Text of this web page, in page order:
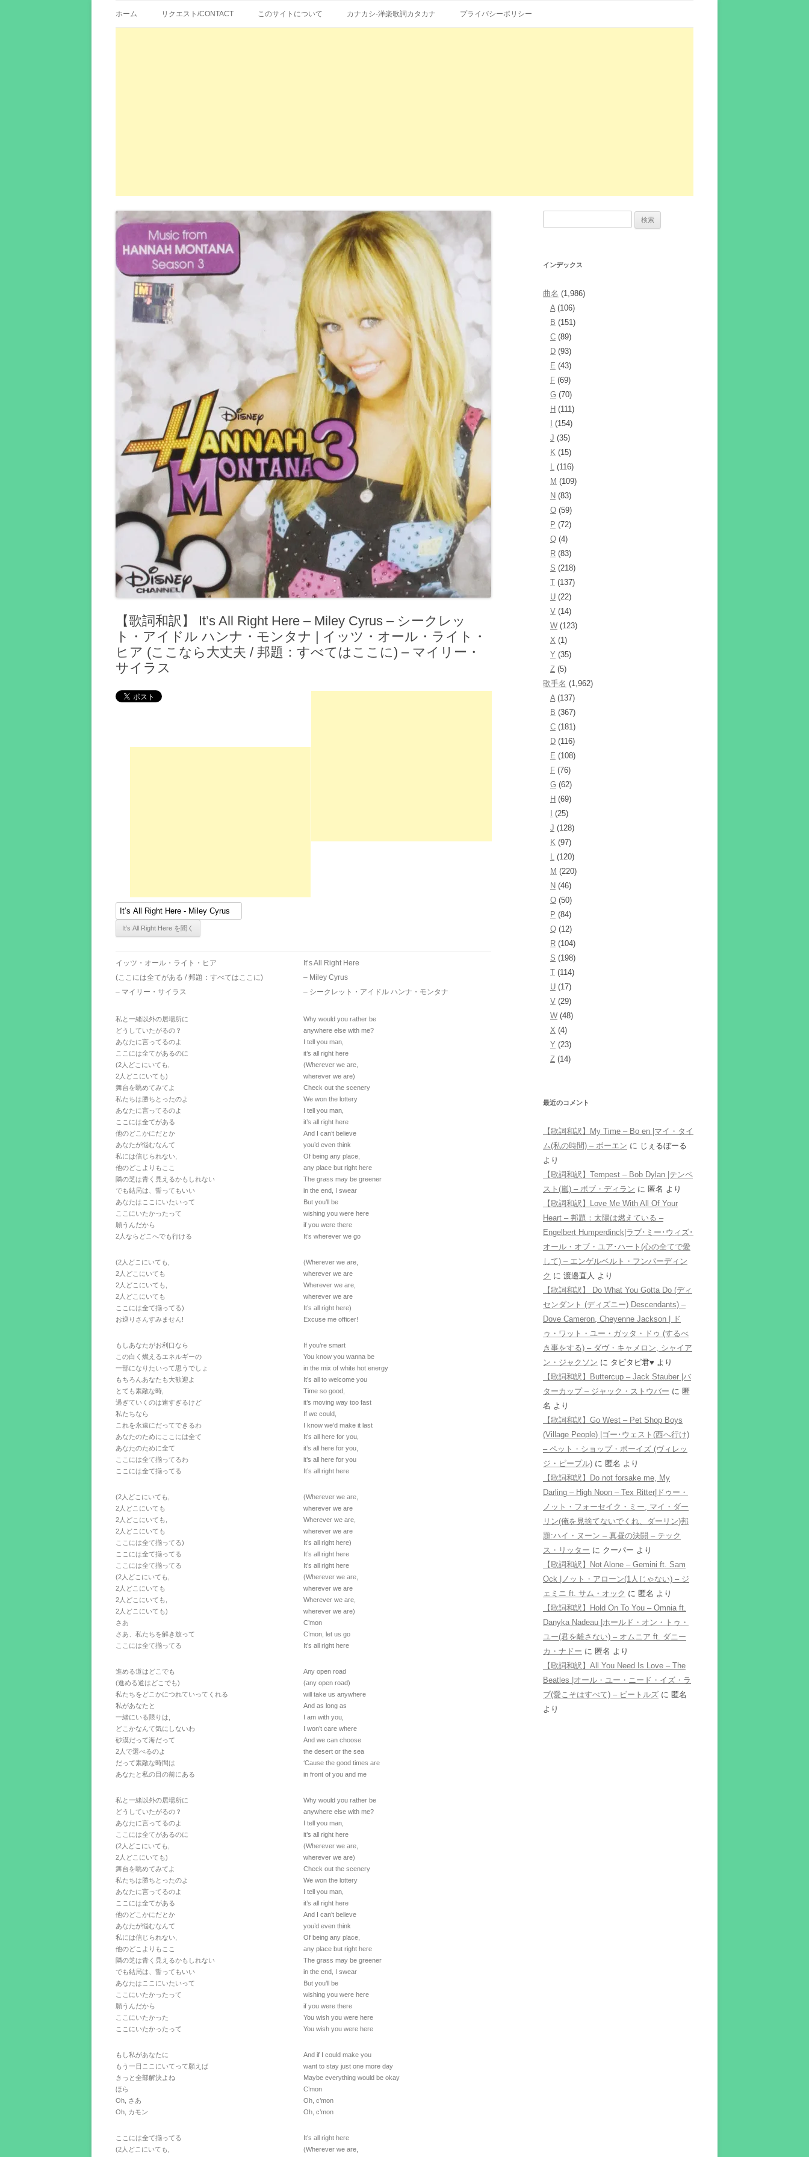
エイカシ | 洋楽歌詞の和訳、英語の意味、読み方
ン
ン
ホーム リクエスト/CONTACT このサイトについて カナカシ-洋楽歌詞カタカナ プライバシーポリシー
【歌詞和訳】 It’s All Right Here – Miley Cyrus – シークレッ
ト・アイドル ハンナ・モンタナ | イッツ・オール・ライト・
ヒア (ここなら大丈夫 / 邦題：すべてはここに) – マイリー・
サイラス
イッツ・オール・ライト・ヒア
(ここには全てがある / 邦題：すべてはここに)
– マイリー・サイラス
私と一緒以外の居場所に
どうしていたがるの？
あなたに言ってるのよ
ここには全てがあるのに
(2人どこにいても,
2人どこにいても)
舞台を眺めてみてよ
私たちは勝ちとったのよ
あなたに言ってるのよ
ここには全てがある
他のどこかにだとか
あなたが悩むなんて
私には信じられない,
他のどこよりもここ
隣の芝は青く見えるかもしれない
でも結局は、誓ってもいい
あなたはここにいたいって
ここにいたかったって
願うんだから
2人ならどこへでも行ける
(2人どこにいても,
2人どこにいても
2人どこにいても,
2人どこにいても
ここには全て揃ってる)
お巡りさんすみません!
もしあなたがお利口なら
この白く燃えるエネルギーの
一部になりたいって思うでしょ
もちろんあなたも大歓迎よ
とても素敵な時,
過ぎていくのは速すぎるけど
私たちなら
これを永遠にだってできるわ
あなたのためにここには全て
あなたのために全て
ここには全て揃ってるわ
ここには全て揃ってる
(2人どこにいても,
2人どこにいても
2人どこにいても,
2人どこにいても
ここには全て揃ってる)
ここには全て揃ってる
ここには全て揃ってる
(2人どこにいても,
2人どこにいても
2人どこにいても,
2人どこにいても)
さあ
さあ、私たちを解き放って
ここには全て揃ってる
進める道はどこでも
(進める道はどこでも)
私たちをどこかにつれていってくれる
私があなたと
一緒にいる限りは,
どこかなんて気にしないわ
砂漠だって海だって
2人で選べるのよ
だって素敵な時間は
あなたと私の目の前にある
私と一緒以外の居場所に
どうしていたがるの？
あなたに言ってるのよ
ここには全てがあるのに
(2人どこにいても,
2人どこにいても)
舞台を眺めてみてよ
私たちは勝ちとったのよ
あなたに言ってるのよ
ここには全てがある
他のどこかにだとか
あなたが悩むなんて
私には信じられない,
他のどこよりもここ
隣の芝は青く見えるかもしれない
でも結局は、誓ってもいい
あなたはここにいたいって
ここにいたかったって
願うんだから
ここにいたかった
ここにいたかったって
もし私があなたに
もう一日ここにいてって願えば
きっと全部解決よね
ほら
Oh, さあ
Oh, カモン
ここには全て揃ってる
(2人どこにいても,
It’s All Right Here
– Miley Cyrus
– シークレット・アイドル ハンナ・モンタナ
Why would you rather be
anywhere else with me?
I tell you man,
it’s all right here
(Wherever we are,
wherever we are)
Check out the scenery
We won the lottery
I tell you man,
it’s all right here
And I can’t believe
you’d even think
Of being any place,
any place but right here
The grass may be greener
in the end, I swear
But you’ll be
wishing you were here
if you were there
It’s wherever we go
(Wherever we are,
wherever we are
Wherever we are,
wherever we are
It’s all right here)
Excuse me officer!
If you’re smart
You know you wanna be
in the mix of white hot energy
It’s all to welcome you
Time so good,
it’s moving way too fast
If we could,
I know we’d make it last
It’s all here for you,
it’s all here for you,
it’s all here for you
It’s all right here
(Wherever we are,
wherever we are
Wherever we are,
wherever we are
It’s all right here)
It’s all right here
It’s all right here
(Wherever we are,
wherever we are
Wherever we are,
wherever we are)
C’mon
C’mon, let us go
It’s all right here
Any open road
(any open road)
will take us anywhere
And as long as
I am with you,
I won’t care where
And we can choose
the desert or the sea
‘Cause the good times are
in front of you and me
Why would you rather be
anywhere else with me?
I tell you man,
it’s all right here
(Wherever we are,
wherever we are)
Check out the scenery
We won the lottery
I tell you man,
it’s all right here
And I can’t believe
you’d even think
Of being any place,
any place but right here
The grass may be greener
in the end, I swear
But you’ll be
wishing you were here
if you were there
You wish you were here
You wish you were here
And if I could make you
want to stay just one more day
Maybe everything would be okay
C’mon
Oh, c’mon
Oh, c’mon
It’s all right here
(Wherever we are,
インデックス
曲名 (1,986)
A(106)
B (151)
C (89)
D (93)
E (43)
F (69)
G (70)
H (111)
(154)
J (35)
K (15)
L (116)
M (109)
N (83)
O (59)
P (72)
Q (4)
R (83)
S (218)
T (137)
U (22)
V (14)
W (123)
X (1)
Y (35)
Z (5)
歌手名 (1,962)
A(137)
B (367)
C (181)
D (116)
E (108)
F (76)
G (62)
H (69)
(25)
J (128)
K (97)
L (120)
M (220)
N (46)
O (50)
P (84)
Q (12)
R (104)
S (198)
T (114)
U (17)
V (29)
W (48)
X (4)
Y (23)
Z (14)
最近のコメント
【歌詞和訳】My Time – Bo en |マイ・タイ
ム(私の時間) – ボーエン に じぇるぼーる
より
【歌詞和訳】Tempest – Bob Dylan |テンペ
スト(嵐) – ボブ・ディラン に 匿名 より
【歌詞和訳】Love Me With All Of Your
Heart – 邦題：太陽は燃えている –
Engelbert Humperdinck|ラブ･ミー･ウィズ･
オール・オブ・ユア･ハート(心の全てで愛
して) – エンゲルベルト・フンパーディン
ク に 渡邉直人 より
【歌詞和訳】 Do What You Gotta Do (ディ
センダント (ディズニー) Descendants) –
Dove Cameron, Cheyenne Jackson | ド
ゥ・ワット・ユー・ガッタ・ドゥ (するべ
き事をする) – ダヴ・キャメロン, シャイア
ン・ジャクソン に タピタピ君♥️ より
【歌詞和訳】Buttercup – Jack Stauber |バ
ターカップ – ジャック・ストウバー に 匿
名 より
【歌詞和訳】Go West – Pet Shop Boys
(Village People) |ゴー･ウェスト(西へ行け)
– ペット・ショップ・ボーイズ (ヴィレッ
ジ・ピープル) に 匿名 より
【歌詞和訳】Do not forsake me, My
Darling – High Noon – Tex Ritter|ドゥー・
ノット・フォーセイク・ミー, マイ・ダー
リン(俺を見捨てないでくれ、ダーリン)邦
題:ハイ・ヌーン – 真昼の決闘 – テック
ス・リッター に クーパー より
【歌詞和訳】Not Alone – Gemini ft. Sam
Ock |ノット・アローン(1人じゃない) – ジ
ェミニ ft. サム・オック に 匿名 より
【歌詞和訳】Hold On To You – Omnia ft.
Danyka Nadeau |ホールド・オン・トゥ・
ユー(君を離さない) – オムニア ft. ダニー
カ・ナドー に 匿名 より
【歌詞和訳】All You Need Is Love – The
Beatles |オール・ユー・ニード・イズ・ラ
ブ(愛こそはすべて) – ビートルズ に 匿名
より